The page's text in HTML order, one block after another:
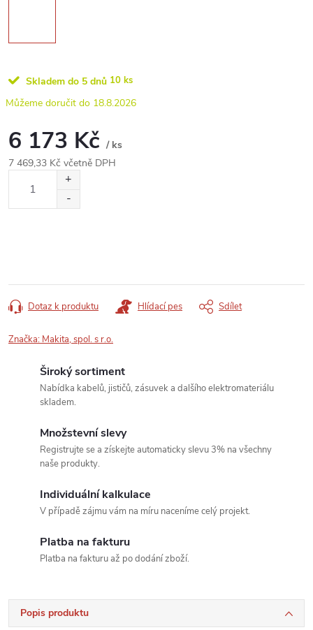
Skladem do 5 dnů 10 ks
18.8.2026
6 173 Kč / ks
7 469,33 Kč včetně DPH
Dotaz k produktu Hlídací pes Sdílet
Značka: Makita, spol. s r.o.
Široký sortiment
Nabídka kabelů, jističů, zásuvek a dalšího elektromateriálu
skladem.
Množstevní slevy
Registrujte se a získejte automaticky slevu 3% na všechny
naše produkty.
Individuální kalkulace
V případě zájmu vám na míru naceníme celý projekt.
Platba na fakturu
Platba na fakturu až po dodání zboží.
Popis produktu